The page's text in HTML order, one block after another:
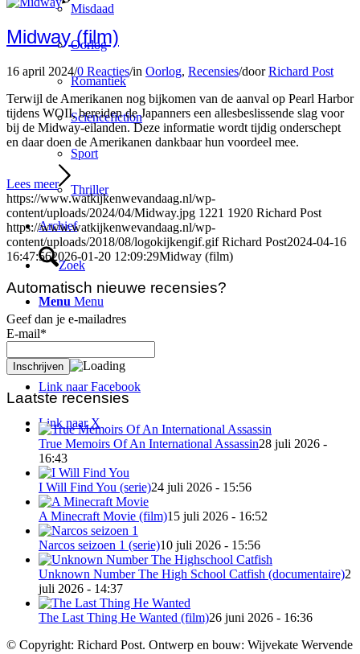
Misdaad
Oorlog
Romantiek
Sciencefiction
Sport
Thriller
Archief
Zoek
Menu Menu
Link naar Facebook
Link naar X
Midway (film)
16 april 2024/0 Reacties/in Oorlog, Recensies/doorRichard Post
Terwijl de Amerikanen nog bijkomen van de aanval op Pearl Harbor
tijdens WOII, bereiden de Japanners een allesbeslissende slag voor
bij de Midway-eilanden. Deze informatie wordt tijdig onderschept
en daar doen de Amerikanen dankbaar hun voordeel mee.
Lees meer
https://www.watkijkenwevandaag.nl/wp-
content/uploads/2024/04/Midway.jpg 1221 1920 Richard Post
https://www.watkijkenwevandaag.nl/wp-
content/uploads/2018/08/logokijkengif.gif Richard Post2024-04-16
16:47:562026-01-20 12:09:29Midway (film)
Automatisch nieuwe recensies?
Geef dan je e-mailadres
E-mail*
Laatste recensies
True Memoirs Of An International Assassin28 juli 2026 -
16:43
I Will Find You (serie)24 juli 2026 - 15:56
A Minecraft Movie (film)15 juli 2026 - 16:52
Narcos seizoen 1 (serie)10 juli 2026 - 15:56
Unknown Number The High School Catfish (documentaire)2
juli 2026 - 14:37
The Last Thing He Wanted (film)26 juni 2026 - 16:36
© Copyright: Richard Post. Ontwerp en bouw: Wijvekate Wervende